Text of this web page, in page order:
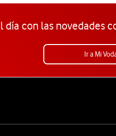
día con las novedades
Ir a Mi